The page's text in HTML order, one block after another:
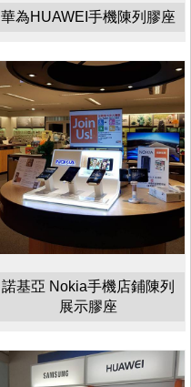
華為HUAWEI手機陳列膠座
諾基亞 Nokia手機店鋪陳列
展示膠座